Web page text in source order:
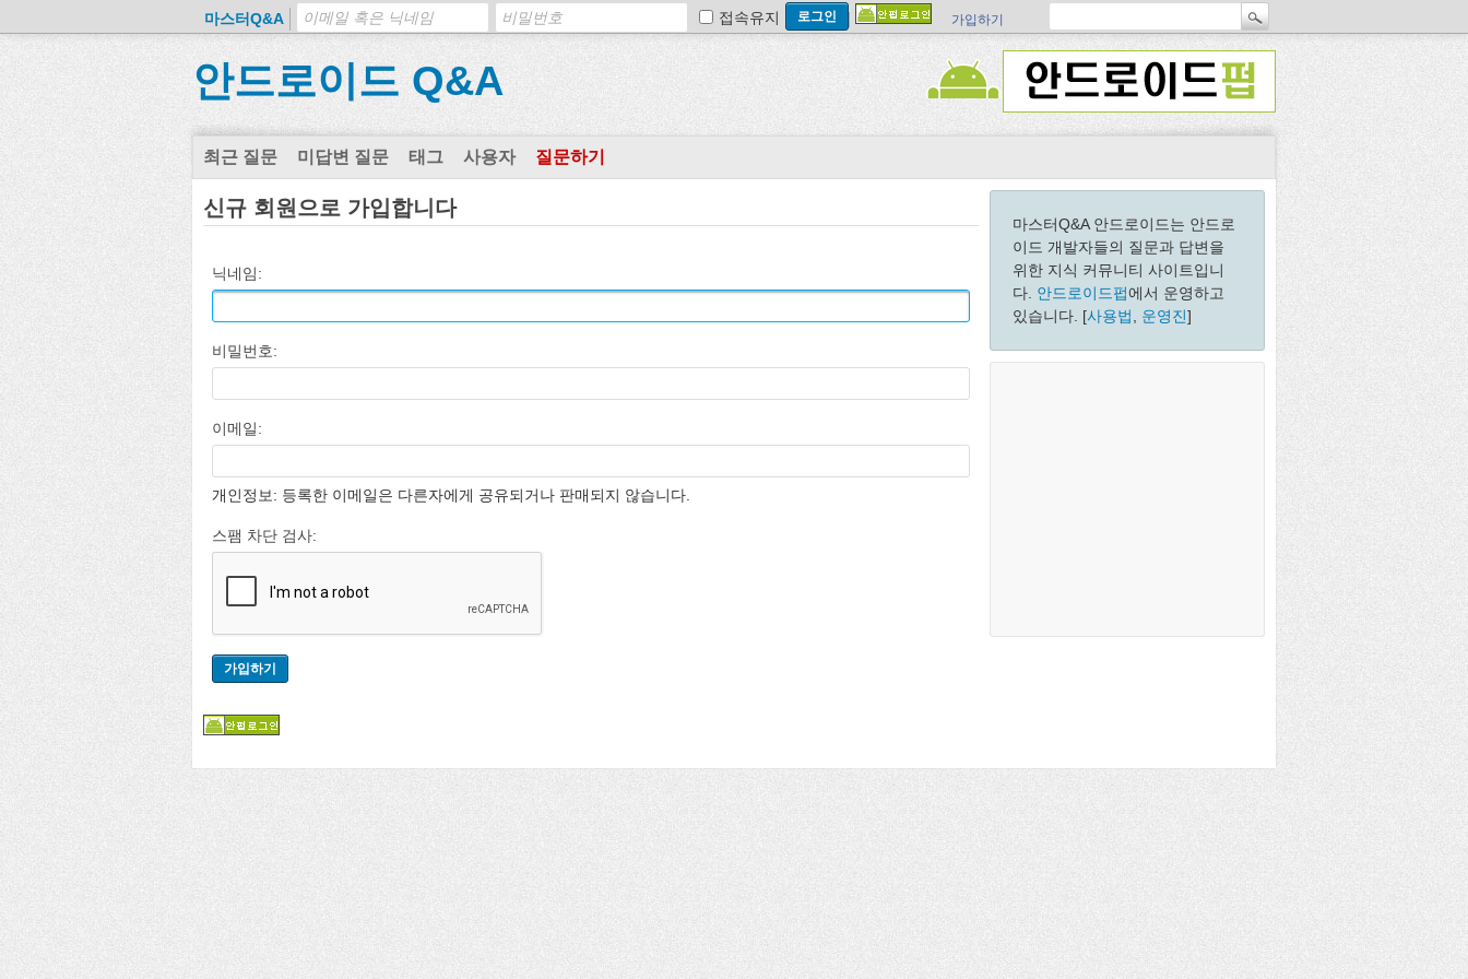
마스터Q&A 접속유지 가입하기
안드로이드 Q&A
최근 질문 미답변 질문 태그 사용자 질문하기
마스터Q&A 안드로이드는 안드로
이드 개발자들의 질문과 답변을
위한 지식 커뮤니티 사이트입니
다. 안드로이드펍에서 운영하고
있습니다. [사용법 운영진]
신규 회원으로 가입합니다
닉네임:
비밀번호:
이메일:
개인정보: 등록한 이메일은 다른자에게 공유되거나 판매되지 않습니다.
스팸 차단 검사: